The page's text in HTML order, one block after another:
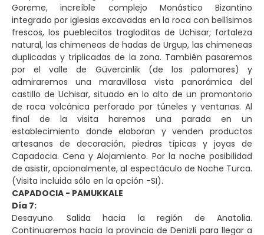
Goreme, increíble complejo Monástico Bizantino
integrado por iglesias excavadas en la roca con bellísimos
frescos, los pueblecitos trogloditas de Uchisar; fortaleza
natural, las chimeneas de hadas de Urgup, las chimeneas
duplicadas y triplicadas de la zona. También pasaremos
por el valle de Güvercinlik (de los palomares) y
admiraremos una maravillosa vista panorámica del
castillo de Uchisar, situado en lo alto de un promontorio
de roca volcánica perforado por túneles y ventanas. Al
final de la visita haremos una parada en un
establecimiento donde elaboran y venden productos
artesanos de decoración, piedras típicas y joyas de
Capadocia. Cena y Alojamiento. Por la noche posibilidad
de asistir, opcionalmente, al espectáculo de Noche Turca.
(Visita incluida sólo en la opción -SI).
CAPADOCIA - PAMUKKALE
Día 7:
Desayuno. Salida hacia la región de Anatolia.
Continuaremos hacia la provincia de Denizli para llegar a